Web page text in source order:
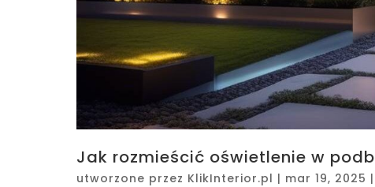
Jak rozmieścić oświetlenie w
utworzone przez KlikInterior.pl | mar 19, 2025 |